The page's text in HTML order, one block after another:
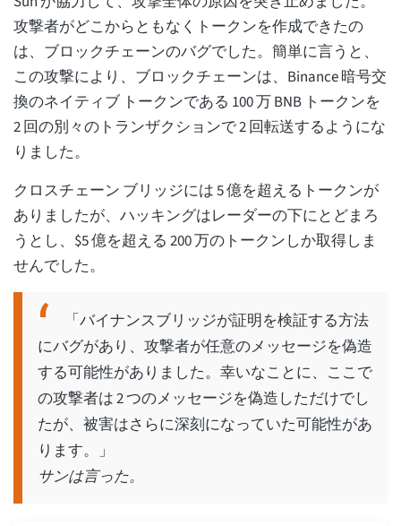
攻撃者がどこからともなくトークンを作成できたの
は、ブロックチェーンのバグでした。簡単に言うと、
この攻撃により、ブロックチェーンは、Binance 暗号交
換のネイティブ トークンである 100 万 BNB トークンを
2 回の別々のトランザクションで 2 回転送するようにな
りました。
クロスチェーン ブリッジには 5 億を超えるトークンが
ありましたが、ハッキングはレーダーの下にとどまろ
うとし、$5 億を超える 200 万のトークンしか取得しま
せんでした。
「バイナンスブリッジが証明を検証する方法
にバグがあり、攻撃者が任意のメッセージを偽造
する可能性がありました。幸いなことに、ここで
の攻撃者は 2 つのメッセージを偽造しただけでし
たが、被害はさらに深刻になっていた可能性があ
ります。」
サンは言った。